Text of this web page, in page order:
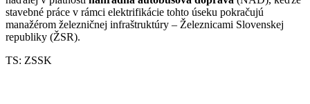
stavebné práce v rámci elektrifikácie tohto úseku pokračujú
manažérom železničnej infraštruktúry – Železnicami Slovenskej
republiky (ŽSR).
TS: ZSSK